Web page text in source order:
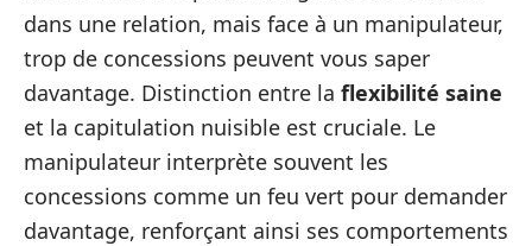
dans une relation, mais face à un manipulateur,
trop de concessions peuvent vous saper
davantage. Distinction entre la flexibilité saine
et la capitulation nuisible est cruciale. Le
manipulateur interprète souvent les
concessions comme un feu vert pour demander
davantage, renforçant ainsi ses comportements